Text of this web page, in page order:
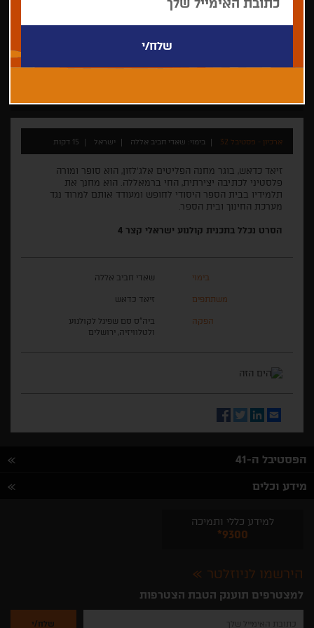
ארכיון - פסטיבל 32 בימוי: שאדי חביב אללה ישראל 15 דקות
זיאד כדאש, בוגר מחנה הפליטים אלג'לזון, הוא סופר ומורה
פלסטיני לכתיבה יצירתית, החי ברמאללה. הוא מחנך את
תלמידיו בבית הספר היסודי לחופש ומעודד אותם למרוד נגד
מערכת החינוך ובית הספר.
הסרט נכלל בתכנית קולנוע ישראלי קצר 4
בימוי שאדי חביב אללה
משתתפים זיאד כדאש
הפקה
ביה"ס סם שפיגל לקולנוע
ולטלוויזיה, ירושלים
Email
LinkedIn
Twitter
Facebook
הפסטיבל ה-41
מידע וכלים
למידע כללי ותמיכה
*9300
הירשמו לניוזלטר
למצטרפים תוענק הטבת הצטרפות
להזין